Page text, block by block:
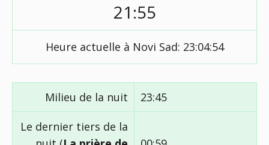
21:55
Heure actuelle à Novi Sad: 23:04:54
Milieu de la nuit 23:45
Le dernier tiers de la